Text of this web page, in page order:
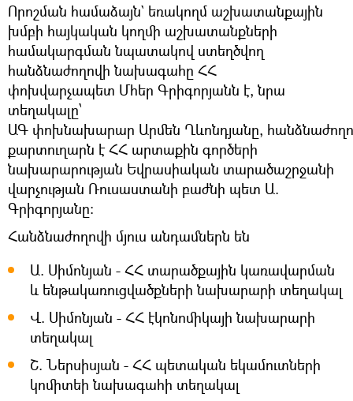
Որոշման համաձայն` եռակողմ աշխատանքային
խմբի հայկական կողմի աշխատանքների
համակարգման նպատակով ստեղծվող
հանձնաժողովի նախագահը ՀՀ
փոխվարչապետ Մհեր Գրիգորյանն է, նրա
տեղակալը՝
ԱԳ փոխնախարար Արմեն Ղևոնդյանը,
քարտուղարն է ՀՀ արտաքին գործերի
նախարարության Եվրասիական տարածաշրջանի
վարչության Ռուսաստանի բաժնի պետ Ա.
Գրիգորյանը:
Հանձնաժողովի մյուս անդամներն են
Ա. Սիմոնյան - ՀՀ տարածքային կառավարման
և ենթակառուցվածքների նախարարի տեղակալ
Վ. Սիմոնյան - ՀՀ էկոնոմիկայի նախարարի
տեղակալ
Շ. Ներսիսյան - ՀՀ պետական եկամուտների
կոմիտեի նախագահի տեղակալ